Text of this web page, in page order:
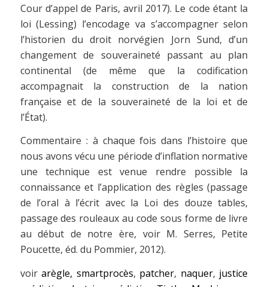
Cour d’appel de Paris, avril 2017). Le code étant la
loi (Lessing) l’encodage va s’accompagner selon
l’historien du droit norvégien Jorn Sund, d’un
changement de souveraineté passant au plan
continental (de même que la codification
accompagnait la construction de la nation
française et de la souveraineté de la loi et de
l’État).
Commentaire : à chaque fois dans l’histoire que
nous avons vécu une période d’inflation normative
une technique est venue rendre possible la
connaissance et l’application des règles (passage
de l’oral à l’écrit avec la Loi des douze tables,
passage des rouleaux au code sous forme de livre
au début de notre ère, voir M. Serres, Petite
Poucette, éd. du Pommier, 2012).
voirarègle, smartprocès, patcher, naquer, justice